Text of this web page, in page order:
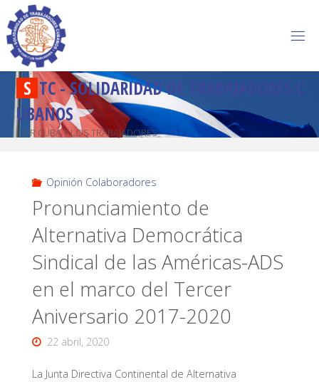
S TC-SOLIDARIDADD R A BAJADORES C
U BANOS
POR CUBA Y LOS TRABAJADORES
Opinión Colaboradores
Pronunciamiento de
Alternativa Democrática
Sindical de las Américas-ADS
en el marco del Tercer
Aniversario 2017-2020
22 abril, 2020
La Junta Directiva Continental de Alternativa